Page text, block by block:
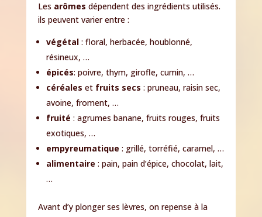
Les arômes dépendent des ingrédients utilisés.
ils peuvent varier entre :
végétal: floral, herbacée, houblonné,
résineux, …
épicés: poivre, thym, girofle, cumin, …
céréales et fruits secs : pruneau, raisin sec,
avoine, froment, …
fruité : agrumes banane, fruits rouges, fruits
exotiques, …
empyreumatique : grillé, torréfié, caramel, …
alimentaire : pain, pain d’épice, chocolat, lait,
…
Avant d’y plonger ses lèvres, on repense à la